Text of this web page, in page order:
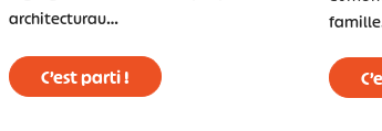
architecturau…
C’est parti !